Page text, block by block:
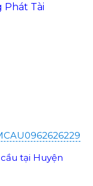
Phát Tài
tại Huyện